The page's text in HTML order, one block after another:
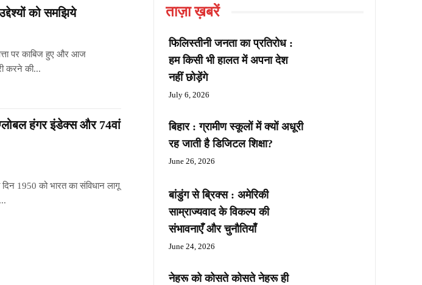
को समझिये
पर काबिज हुए और आज
करने की...
हंगर इंडेक्स और 74वां
1950 को भारत का संविधान लागू
ताज़ा ख़बरें
फिलिस्तीनी जनता का प्रतिरोध :
हम किसी भी हालत में अपना देश
नहीं छोड़ेंगे
July 6, 2026
बिहार : ग्रामीण स्कूलों में क्यों अधूरी
रह जाती है डिजिटल शिक्षा?
June 26, 2026
बांडुंग से ब्रिक्स : अमेरिकी
साम्राज्यवाद के विकल्प की
संभावनाएँ और चुनौतियाँ
June 24, 2026
नेहरू को कोसते कोसते नेहरू ही